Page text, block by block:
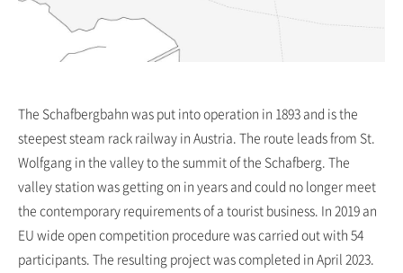
The Schafbergbahn was put into operation in 1893 and is the
steepest steam rack railway in Austria. The route leads from St.
Wolfgang in the valley to the summit of the Schafberg. The
valley station was getting on in years and could no longer meet
the contemporary requirements of a tourist business. In 2019 an
EU wide open competition procedure was carried out with 54
participants. The resulting project was completed in April 2023.